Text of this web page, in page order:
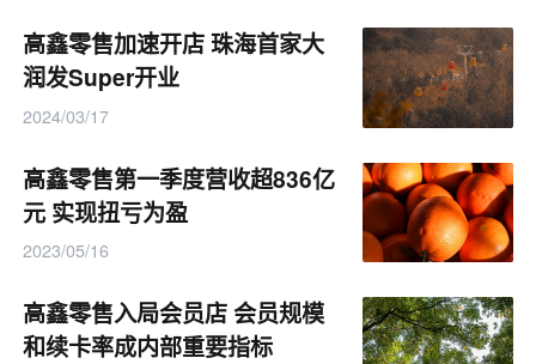
高鑫零售加速开店 珠海首家大
润发Super开业
2024/03/17
高鑫零售第一季度营收超836亿
元 实现扭亏为盈
2023/05/16
高鑫零售入局会员店 会员规模
和续卡率成内部重要指标